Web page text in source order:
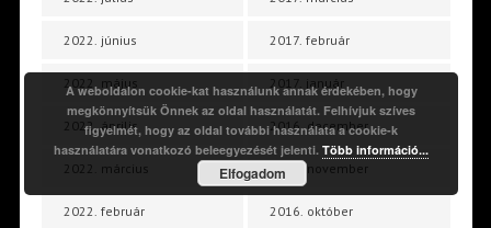
2022. június
2022. május
2022. április
2022. március
2022. február
2017. február
2017. január
2016. december
2016. november
2016. október
A weboldalon cookie-kat használunk annak érdekében, hogy
megkönnyítsük Önnek az oldal használatát. Felhívjuk szíves
figyelmét, hogy az oldal további használata a cookie-k
használatára vonatkozó beleegyezését jelenti.Több információ...
Elfogadom